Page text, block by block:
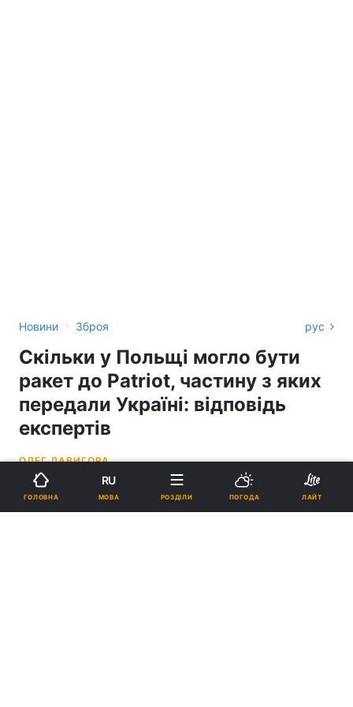
Новини › Зброя рус
Скільки у Польщі могло бути
ракет до Patriot, частину з яких
передали Україні: відповідь
експертів
ОЛЕГ ДАВИГОРА
22:06, 07.07.26
ГОЛОВНА
RU
МОВА РОЗДІЛИ ПОГОДА ЛАЙТ